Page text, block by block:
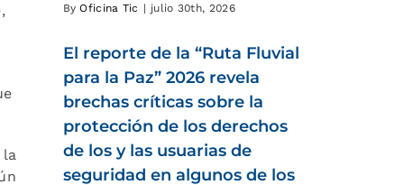
ByOficina Tic | julio 30th, 2026
El reporte de la “Ruta Fluvial
para la Paz” 2026 revela
brechas críticas sobre la
protección de los derechos
de los y las usuarias de
seguridad en algunos de los